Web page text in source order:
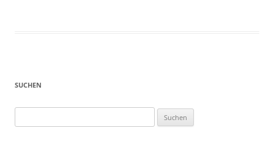
SUCHEN
nach: